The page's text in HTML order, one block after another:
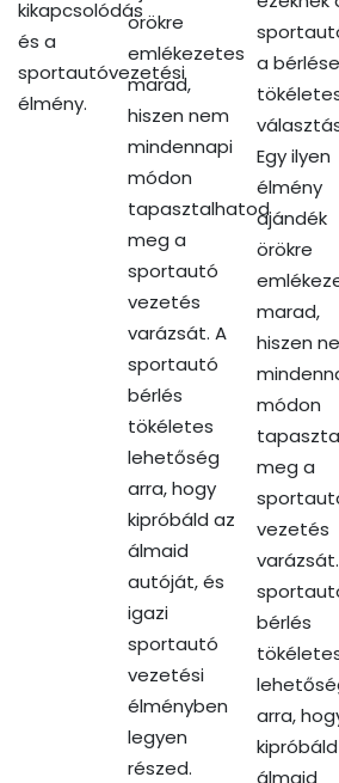
kikapcsolódás
és a
sportautóvezetési
élmény.
örökre
emlékezetes
marad,
hiszen nem
mindennapi
módon
tapasztalhatod
meg a
sportautó
vezetés
varázsát. A
sportautó
bérlés
tökéletes
lehetőség
arra, hogy
kipróbáld az
álmaid
autóját, és
igazi
sportautó
vezetési
élményben
legyen
részed.
a
Egy ilyen
élmény
ajándék
örökre
marad,
hiszen
módon
meg a
vezetés
bérlés
arra,